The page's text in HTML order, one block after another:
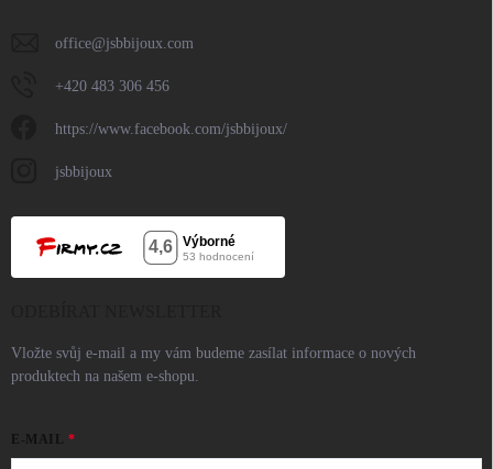
office@jsbbijoux.com
+420 483 306 456
https://www.facebook.com/jsbbijoux/
jsbbijoux
Vložte svůj e-mail a my vám budeme zasílat informace o nových
produktech na našem e-shopu.
E-MAIL